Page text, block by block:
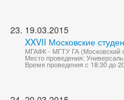
19.03.2015
XXVII Московские
МГАФК - МГТУ ГА (Московский
Место проведения:
Время проведения с 18:30 до